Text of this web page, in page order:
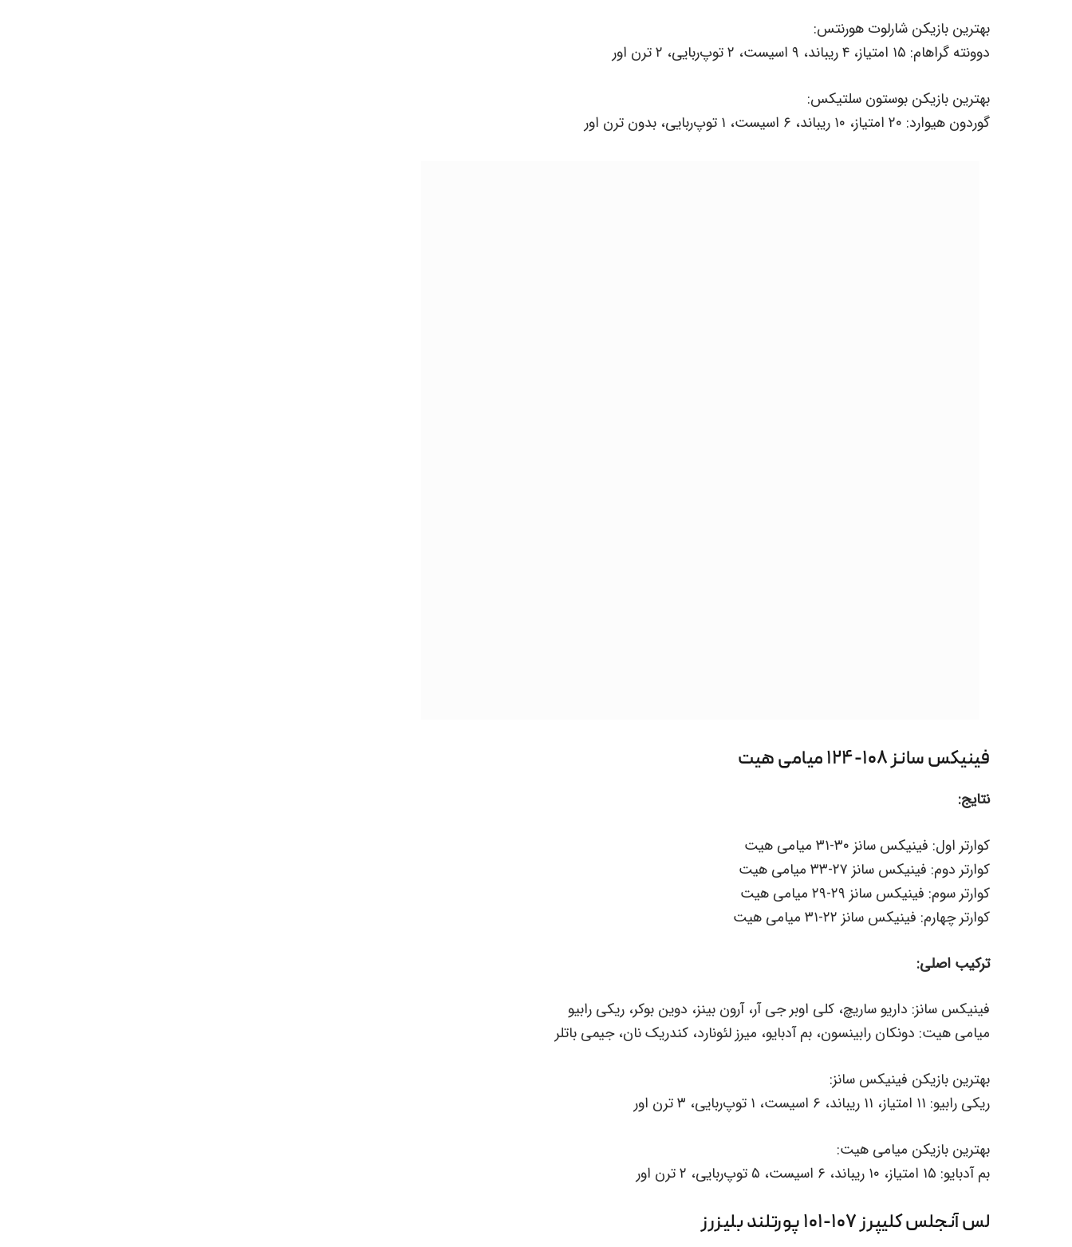
بهترین بازیکن شارلوت هورنتس:
دوونته گراهام: ۱۵ امتیاز، ۴ ریباند، ۹ اسیست، ۲ توپ‌ربایی، ۲ ترن اور
بهترین بازیکن بوستون سلتیکس:
گوردون هیوارد: ۲۰ امتیاز، ۱۰ ریباند، ۶ اسیست، ۱ توپ‌ربایی، بدون ترن اور
فینیکس سانز ۱۰۸-۱۲۴ میامی هیت
نتایج:
کوارتر اول: فینیکس سانز ۳۰-۳۱ میامی هیت
کوارتر دوم: فینیکس سانز ۲۷-۳۳ میامی هیت
کوارتر سوم: فینیکس سانز ۲۹-۲۹ میامی هیت
کوارتر چهارم: فینیکس سانز ۲۲-۳۱ میامی هیت
ترکیب اصلی:
فینیکس سانز: داریو ساریچ، کلی اوبر جی آر، آرون بینز، دوین بوکر، ریکی رابیو
میامی هیت: دونکان رابینسون، بم آدبایو، میرز لئونارد، کندریک نان، جیمی باتلر
بهترین بازیکن فینیکس سانز:
ریکی رابیو: ۱۱ امتیاز، ۱۱ ریباند، ۶ اسیست، ۱ توپ‌ربایی، ۳ ترن اور
بهترین بازیکن میامی هیت:
بم آدبایو: ۱۵ امتیاز، ۱۰ ریباند، ۶ اسیست، ۵ توپ‌ربایی، ۲ ترن اور
لس آنجلس کلیپرز ۱۰۷-۱۰۱ پورتلند بلیزرز